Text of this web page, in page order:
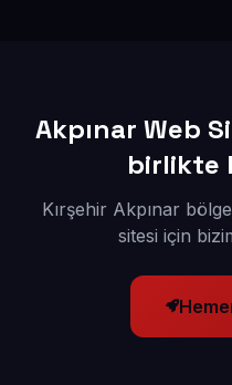
Akpınar Web
birlikte
Kırşehir Akpınar
sitesi için